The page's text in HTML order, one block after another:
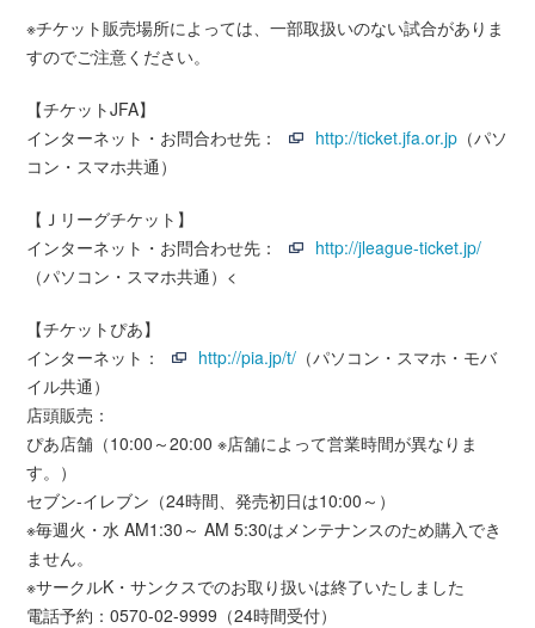
※チケット販売場所によっては、一部取扱いのない試合がありま
すのでご注意ください。
【チケットJFA】
インターネット・お問合わせ先：
http://ticket.jfa.or.jp （パソ
コン・スマホ共通）
【Ｊリーグチケット】
インターネット・お問合わせ先：
http://jleague-ticket.jp/
（パソコン・スマホ共通）<
【チケットぴあ】
インターネット：
http://pia.jp/t/ （パソコン・スマホ・モバ
イル共通）
店頭販売：
ぴあ店舗（10:00～20:00 ※店舗によって営業時間が異なりま
す。）
セブン-イレブン（24時間、発売初日は10:00～）
※毎週火・水 AM1:30～ AM 5:30はメンテナンスのため購入でき
ません。
※サークルK・サンクスでのお取り扱いは終了いたしました
電話予約：0570-02-9999（24時間受付）